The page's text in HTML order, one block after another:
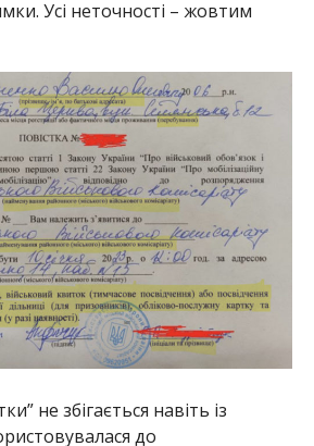
Усі неточності – жовтим
не збігається навіть із
до